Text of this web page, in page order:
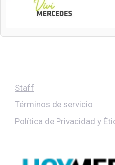
Staff
Términos de servicio
Política de Privacidad y